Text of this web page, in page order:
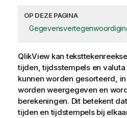
OP DEZE PAGINA
QlikView kan
tijden, tijdsstempels en
kunnen worden gesorteerd,
worden weergegeven en
berekeningen. Dit betekent
tijden en tijdstempels bij